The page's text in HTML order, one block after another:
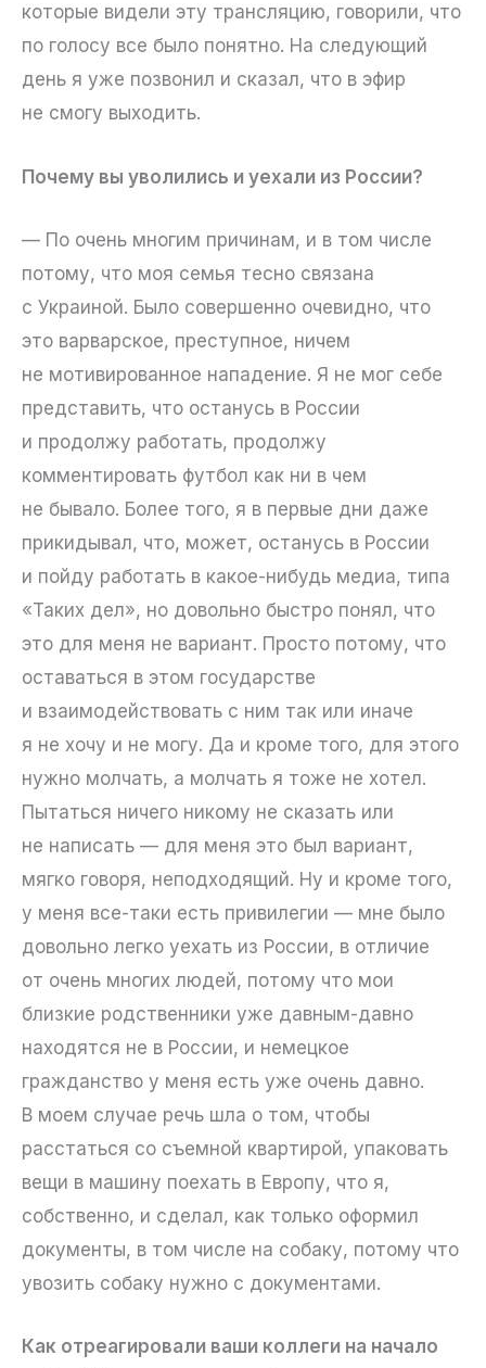
которые видели эту трансляцию, говорили, что
по голосу все было понятно. На следующий
день я уже позвонил и сказал, что в эфир
не смогу выходить.
Почему вы уволились и уехали из России?
— По очень многим причинам, и в том числе
потому, что моя семья тесно связана
с Украиной. Было совершенно очевидно, что
это варварское, преступное, ничем
не мотивированное нападение. Я не мог себе
представить, что останусь в России
и продолжу работать, продолжу
комментировать футбол как ни в чем
не бывало. Более того, я в первые дни даже
прикидывал, что, может, останусь в России
и пойду работать в какое-нибудь медиа, типа
«Таких дел», но довольно быстро понял, что
это для меня не вариант. Просто потому, что
оставаться в этом государстве
и взаимодействовать с ним так или иначе
я не хочу и не могу. Да и кроме того, для этого
нужно молчать, а молчать я тоже не хотел.
Пытаться ничего никому не сказать или
не написать — для меня это был вариант,
мягко говоря, неподходящий. Ну и кроме того,
у меня все-таки есть привилегии — мне было
довольно легко уехать из России, в отличие
от очень многих людей, потому что мои
близкие родственники уже давным-давно
находятся не в России, и немецкое
гражданство у меня есть уже очень давно.
В моем случае речь шла о том, чтобы
расстаться со съемной квартирой, упаковать
вещи в машину поехать в Европу, что я,
собственно, и сделал, как только оформил
документы, в том числе на собаку, потому что
увозить собаку нужно с документами.
Как отреагировали ваши коллеги на начало